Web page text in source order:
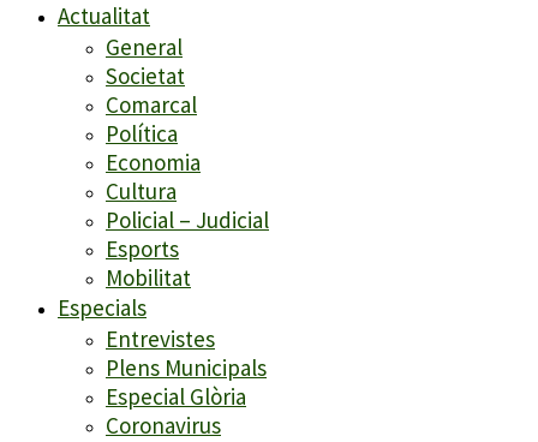
Actualitat
General
Societat
Comarcal
Política
Economia
Cultura
Policial – Judicial
Esports
Mobilitat
Especials
Entrevistes
Plens Municipals
Especial Glòria
Coronavirus